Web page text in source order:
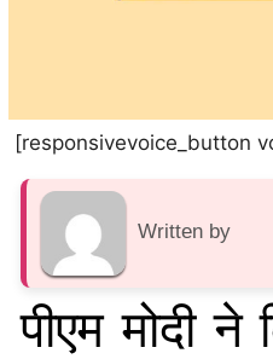
[responsivevoice_button
Written by
पीएम मोदी